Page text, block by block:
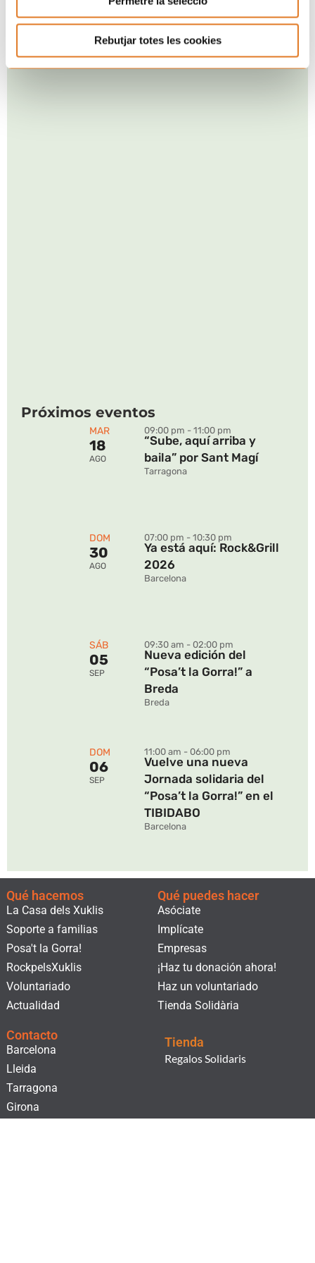
Rebutjar totes les cookies
Próximos eventos
MAR
18
AGO
09:00 pm - 11:00 pm
“Sube, aquí arriba y
baila” por Sant Magí
Tarragona
DOM
30
AGO
07:00 pm - 10:30 pm
Ya está aquí: Rock&Grill
2026
Barcelona
SÁB
05
SEP
09:30 am - 02:00 pm
Nueva edición del
“Posa’t la Gorra!” a
Breda
Breda
DOM
06
SEP
11:00 am - 06:00 pm
Vuelve una nueva
Jornada solidaria del
“Posa’t la Gorra!” en el
TIBIDABO
Barcelona
Qué hacemos
La Casa dels Xuklis
Soporte a familias
Posa't la Gorra!
RockpelsXuklis
Voluntariado
Actualidad
Qué puedes hacer
Asóciate
Implícate
Empresas
¡Haz tu donación ahora!
Haz un voluntariado
Tienda Solidària
Contacto
Barcelona
Lleida
Tarragona
Girona
Tienda
Regalos Solidaris